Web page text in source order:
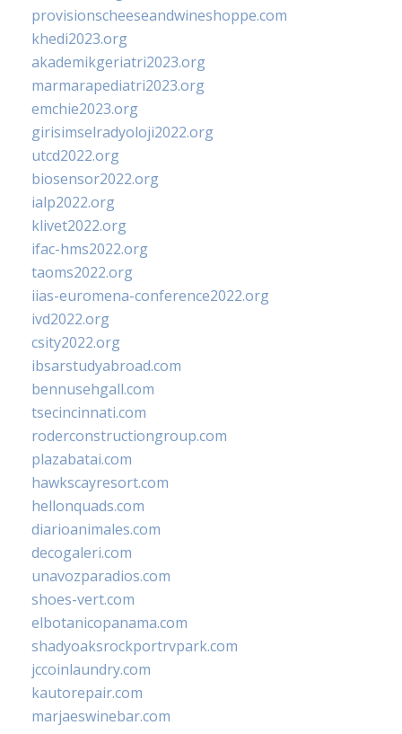
provisionscheeseandwineshoppe.com
khedi2023.org
akademikgeriatri2023.org
marmarapediatri2023.org
emchie2023.org
girisimselradyoloji2022.org
utcd2022.org
biosensor2022.org
ialp2022.org
klivet2022.org
ifac-hms2022.org
taoms2022.org
iias-euromena-conference2022.org
ivd2022.org
csity2022.org
ibsarstudyabroad.com
bennusehgall.com
tsecincinnati.com
roderconstructiongroup.com
plazabatai.com
hawkscayresort.com
hellonquads.com
diarioanimales.com
decogaleri.com
unavozparadios.com
shoes-vert.com
elbotanicopanama.com
shadyoaksrockportrvpark.com
jccoinlaundry.com
kautorepair.com
marjaeswinebar.com